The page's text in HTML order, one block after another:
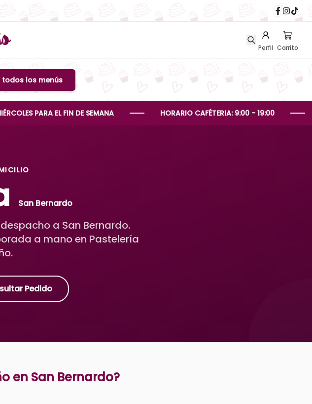
Perfil Carrito
todos los menús
EL FIN DE SEMANA HORARIO CAFÉTERIA: 9:00 - 19:00
San Bernardo
a San Bernardo.
a mano en Pastelería
Pedido
en San Bernardo?